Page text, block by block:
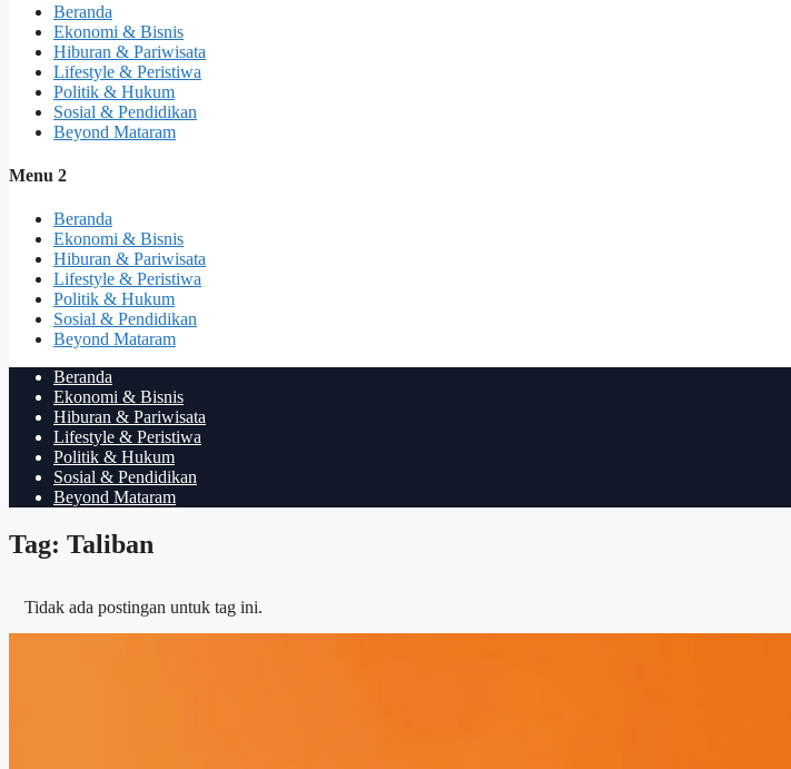
Beranda
Ekonomi & Bisnis
Hiburan & Pariwisata
Lifestyle & Peristiwa
Politik & Hukum
Sosial & Pendidikan
Beyond Mataram
Menu 2
Beranda
Ekonomi & Bisnis
Hiburan & Pariwisata
Lifestyle & Peristiwa
Politik & Hukum
Sosial & Pendidikan
Beyond Mataram
Beranda
Ekonomi & Bisnis
Hiburan & Pariwisata
Lifestyle & Peristiwa
Politik & Hukum
Sosial & Pendidikan
Beyond Mataram
Tag: Taliban
Tidak ada postingan untuk tag ini.